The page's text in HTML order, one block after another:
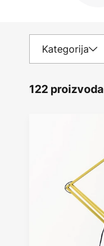
Kategorija
122 proizvoda